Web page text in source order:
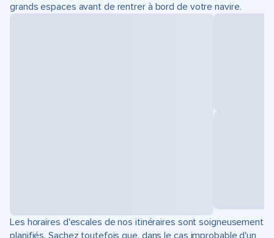
grands espaces avant de rentrer à bord de votre navire.
Les horaires d'escales de nos itinéraires sont soigneusement
planifiés. Sachez toutefois que, dans le cas improbable d'un